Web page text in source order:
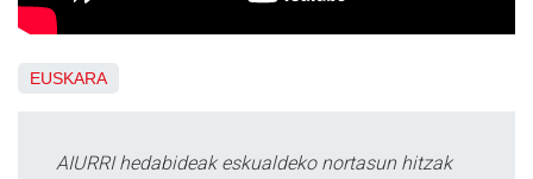
EUSKARA
AIURRI hedabideak eskualdeko nortasun hitzak